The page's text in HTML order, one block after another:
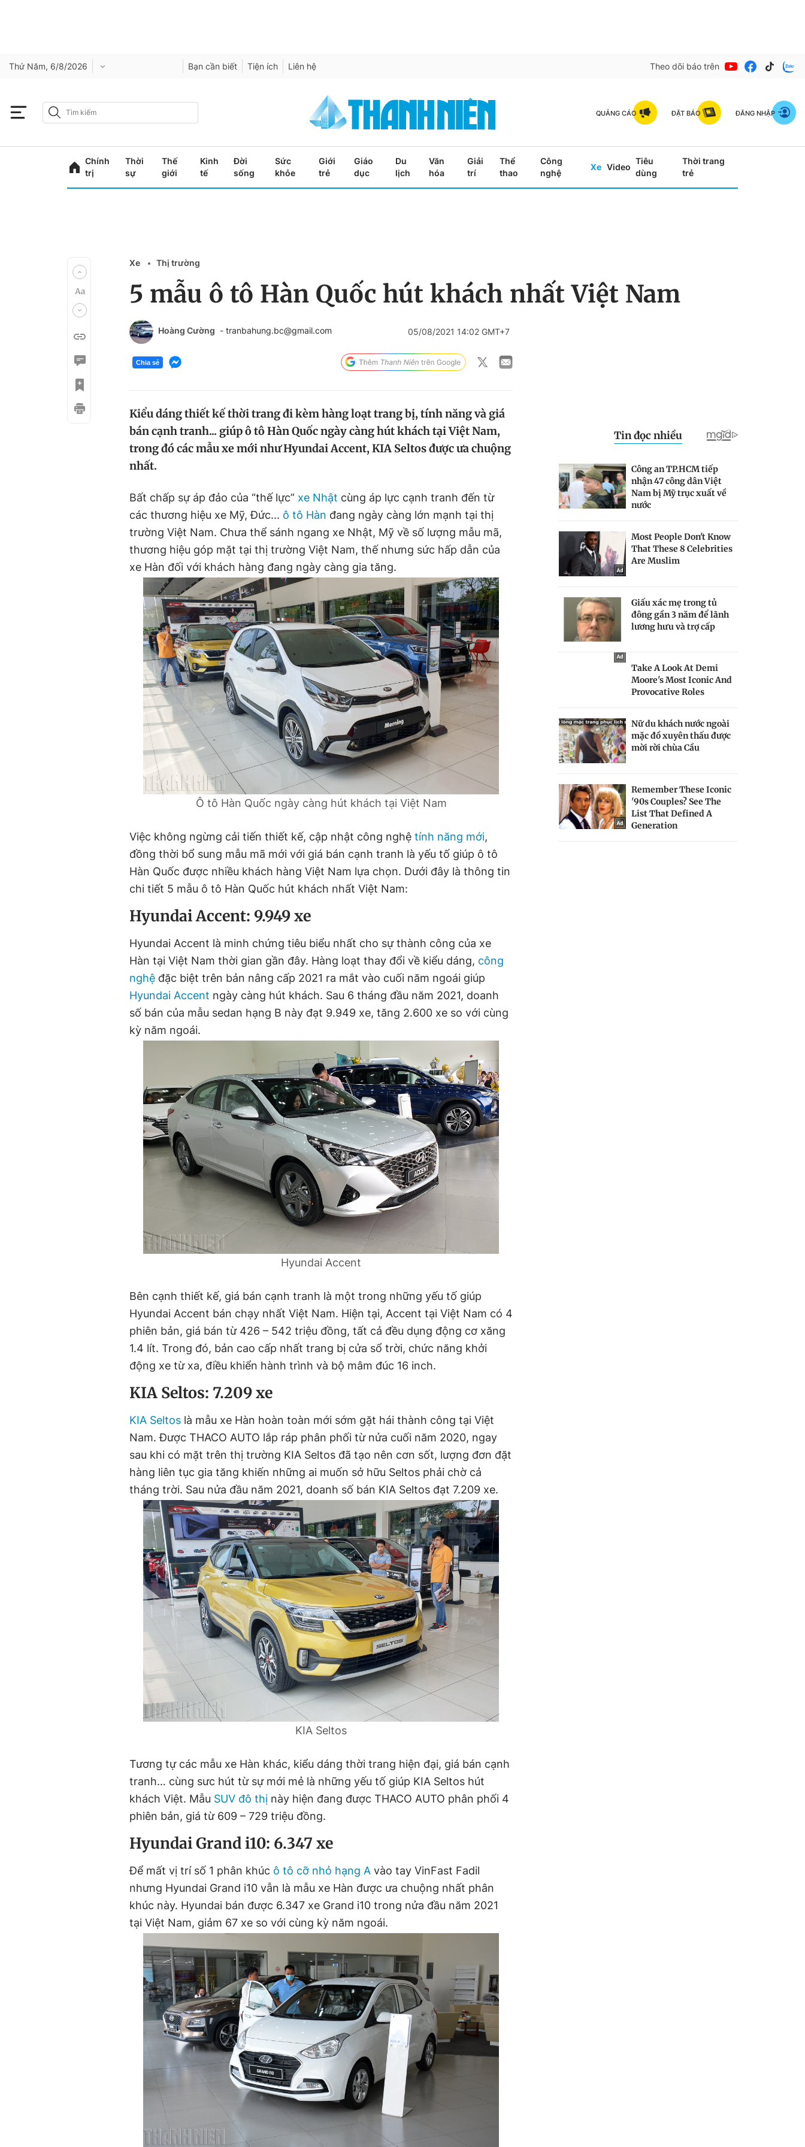
Thứ Năm, 6/8/2026 Bạn cần biết Tiện ích Liên hệ Theo dõi báo trên
QUẢNG CÁO ĐẶT BÁO ĐĂNG NHẬP
Chính
trị
Thời
sự
Thế
giới
Kinh
tế
Đời
sống
Sức
khỏe
Giới
trẻ
Giáo
dục
Du
lịch
Văn
hóa
Giải
trí
Thể
thao
Công
nghệ
Xe Video
Tiêu
dùng
Thời trang
trẻ
Xe Thị trường
5 mẫu ô tô Hàn Quốc hút khách nhất Việt Nam
Hoàng Cường - tranbahung.bc@gmail.com 05/08/2021 14:02 GMT+7
Chia sẻ
Kiểu dáng thiết kế thời trang đi kèm hàng loạt trang bị, tính năng và giá
bán cạnh tranh... giúp ô tô Hàn Quốc ngày càng hút khách tại Việt Nam,
trong đó các mẫu xe mới như Hyundai Accent, KIA Seltos được ưa chuộng
nhất.
Bất chấp sự áp đảo của “thế lực” xe Nhật cùng áp lực cạnh tranh đến từ
các thương hiệu xe Mỹ, Đức... ô tô Hàn đang ngày càng lớn mạnh tại thị
trường Việt Nam. Chưa thể sánh ngang xe Nhật, Mỹ về số lượng mẫu mã,
thương hiệu góp mặt tại thị trường Việt Nam, thế nhưng sức hấp dẫn của
xe Hàn đối với khách hàng đang ngày càng gia tăng.
Ô tô Hàn Quốc ngày càng hút khách tại Việt Nam
Việc không ngừng cải tiến thiết kế, cập nhật công nghệ tính năng mới,
đồng thời bổ sung mẫu mã mới với giá bán cạnh tranh là yếu tố giúp ô tô
Hàn Quốc được nhiều khách hàng Việt Nam lựa chọn. Dưới đây là thông tin
chi tiết 5 mẫu ô tô Hàn Quốc hút khách nhất Việt Nam:
Hyundai Accent: 9.949 xe
Hyundai Accent là minh chứng tiêu biểu nhất cho sự thành công của xe
Hàn tại Việt Nam thời gian gần đây. Hàng loạt thay đổi về kiểu dáng, công
nghệ đặc biệt trên bản nâng cấp 2021 ra mắt vào cuối năm ngoái giúp
Hyundai Accent ngày càng hút khách. Sau 6 tháng đầu năm 2021, doanh
số bán của mẫu sedan hạng B này đạt 9.949 xe, tăng 2.600 xe so với cùng
kỳ năm ngoái.
Hyundai Accent
Bên cạnh thiết kế, giá bán cạnh tranh là một trong những yếu tố giúp
Hyundai Accent bán chạy nhất Việt Nam. Hiện tại, Accent tại Việt Nam có 4
phiên bản, giá bán từ 426 – 542 triệu đồng, tất cả đều dụng động cơ xăng
1.4 lít. Trong đó, bản cao cấp nhất trang bị cửa sổ trời, chức năng khởi
động xe từ xa, điều khiển hành trình và bộ mâm đúc 16 inch.
KIA Seltos: 7.209 xe
KIA Seltos là mẫu xe Hàn hoàn toàn mới sớm gặt hái thành công tại Việt
Nam. Được THACO AUTO lắp ráp phân phối từ nửa cuối năm 2020, ngay
sau khi có mặt trên thị trường KIA Seltos đã tạo nên cơn sốt, lượng đơn đặt
hàng liên tục gia tăng khiến những ai muốn sở hữu Seltos phải chờ cả
tháng trời. Sau nửa đầu năm 2021, doanh số bán KIA Seltos đạt 7.209 xe.
KIA Seltos
Tương tự các mẫu xe Hàn khác, kiểu dáng thời trang hiện đại, giá bán cạnh
tranh… cùng sưc hút từ sự mới mẻ là những yếu tố giúp KIA Seltos hút
khách Việt. Mẫu SUV đô thị này hiện đang được THACO AUTO phân phối 4
phiên bản, giá từ 609 – 729 triệu đồng.
Hyundai Grand i10: 6.347 xe
Để mất vị trí số 1 phân khúc ô tô cỡ nhỏ hạng A vào tay VinFast Fadil
nhưng Hyundai Grand i10 vẫn là mẫu xe Hàn được ưa chuộng nhất phân
khúc này. Hyundai bán được 6.347 xe Grand i10 trong nửa đầu năm 2021
tại Việt Nam, giảm 67 xe so với cùng kỳ năm ngoái.